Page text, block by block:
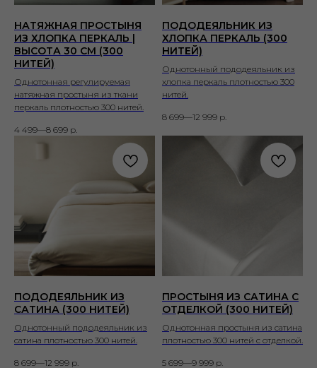
НАТЯЖНАЯ ПРОСТЫНЯ
ИЗ ХЛОПКА ПЕРКАЛЬ |
ВЫСОТА 30 СМ (300
НИТЕЙ)
Однотонная регулируемая
натяжная простыня из ткани
перкаль плотностью 300 нитей.
4 499—8 699 р.
ПОДОДЕЯЛЬНИК ИЗ
ХЛОПКА ПЕРКАЛЬ (300
НИТЕЙ)
Однотонный пододеяльник из
хлопка перкаль плотностью 300
нитей.
8 699—12 999 р.
ПОДОДЕЯЛЬНИК ИЗ
САТИНА (300 НИТЕЙ)
Однотонный пододеяльник из
сатина плотностью 300 нитей.
8 699—12 999 р.
ПРОСТЫНЯ ИЗ САТИНА С
ОТДЕЛКОЙ (300 НИТЕЙ)
Однотонная простыня из сатина
плотностью 300 нитей с отделкой.
5 699—9 999 р.